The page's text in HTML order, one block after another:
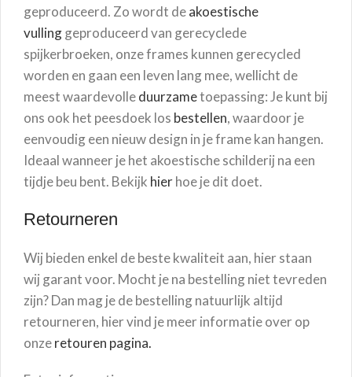
geproduceerd. Zo wordt deakoestische
vullinggeproduceerd van gerecyclede
spijkerbroeken, onze frames kunnen gerecycled
worden en gaan een leven lang mee, wellicht de
meest waardevolleduurzametoepassing: Je kunt bij
ons ook het peesdoek los bestellen, waardoor je
eenvoudig een nieuw design in je frame kan hangen.
Ideaal wanneer je het akoestische schilderij na een
tijdje beu bent. Bekijk hierhoe je dit doet.
Retourneren
Wij bieden enkel de beste kwaliteit aan, hier staan
wij garant voor. Mocht je na bestelling niet tevreden
zijn? Dan mag je de bestelling natuurlijk altijd
retourneren, hier vind je meer informatie over op
onzeretouren pagina.